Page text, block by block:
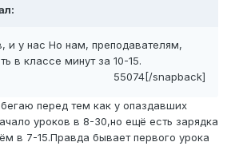
и у нас Но нам, преподавателям,
в классе минут за 10-15.
55074[/snapback]
перед тем как у опаздавших
уроков в 8-30,но ещё есть зарядка
в 7-15.Правда бывает первого урока